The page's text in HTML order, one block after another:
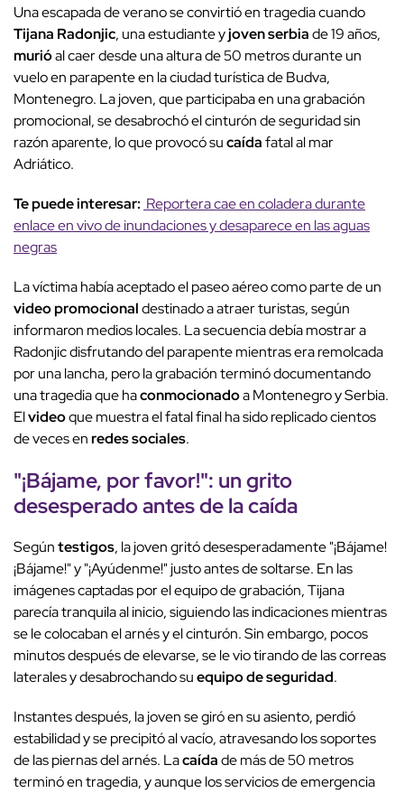
Una escapada de verano se convirtió en tragedia cuando
Tijana Radonjic, una estudiante yjoven serbiade 19 años,
murióal caer desde una altura de 50 metros durante un
vuelo en parapente en la ciudad turística de Budva,
Montenegro. La joven, que participaba en una grabación
promocional, se desabrochó el cinturón de seguridad sin
razón aparente, lo que provocó sucaídafatal al mar
Adriático.
Te puede interesar: Reportera cae en coladera durante
enlace en vivo de inundaciones y desaparece en las aguas
negras
La víctima había aceptado el paseo aéreo como parte de un
video promocionaldestinado a atraer turistas, según
informaron medios locales. La secuencia debía mostrar a
Radonjic disfrutando del parapente mientras era remolcada
por una lancha, pero la grabación terminó documentando
una tragedia que haconmocionadoa Montenegro y Serbia.
Elvideoque muestra el fatal final ha sido replicado cientos
de veces enredes sociales.
"¡Bájame, por favor!": ungrito
desesperadoantes de lacaída
Segúntestigos, la joven gritó desesperadamente "¡Bájame!
¡Bájame!" y "¡Ayúdenme!" justo antes de soltarse. En las
imágenes captadas por el equipo de grabación, Tijana
parecía tranquila al inicio, siguiendo las indicaciones mientras
se le colocaban el arnés y el cinturón. Sin embargo, pocos
minutos después de elevarse, se le vio tirando de las correas
laterales y desabrochando suequipo de seguridad.
Instantes después, la joven se giró en su asiento, perdió
estabilidad y se precipitó al vacío, atravesando los soportes
de las piernas del arnés. Lacaídade más de 50 metros
terminó en tragedia, y aunque los servicios de emergencia